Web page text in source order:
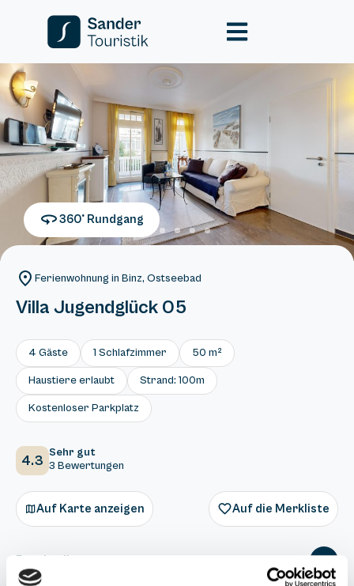
360° Rundgang
Ferienwohnung in Binz, Ostseebad
Villa Jugendglück 05
4 Gäste 1 Schlafzimmer 50 m²
Haustiere erlaubt Strand: 100m
Kostenloser Parkplatz
4.3 Sehr gut
3 Bewertungen
Auf Karte anzeigen Auf die Merkliste
Beschreibung